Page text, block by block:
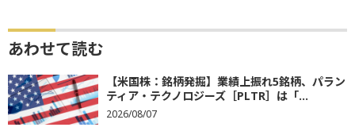
あわせて読む
【米国株：銘柄発掘】業績上振れ5銘柄、パラン
ティア・テクノロジーズ［PLTR］は「...
2026/08/07